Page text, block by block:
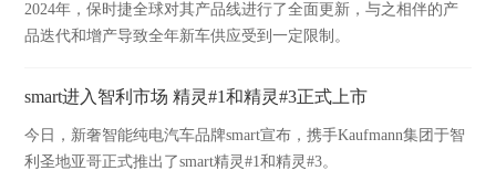
2024年，保时捷全球对其产品线进行了全面更新，与之相伴的产
品迭代和增产导致全年新车供应受到一定限制。
smart进入智利市场 精灵#1和精灵#3正式上市
今日，新奢智能纯电汽车品牌smart宣布，携手Kaufmann集团于智
利圣地亚哥正式推出了smart精灵#1和精灵#3。